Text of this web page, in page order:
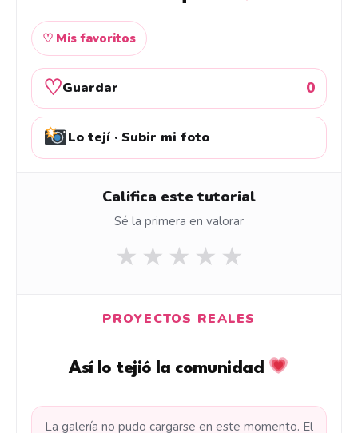
♡ Mis favoritos
♡Guardar 0
Lo tejí · Subir mi foto
Califica este tutorial
Sé la primera en valorar
★ ★ ★ ★ ★
PROYECTOS REALES
Así lo tejió la comunidad
La galería no pudo cargarse en este momento. El